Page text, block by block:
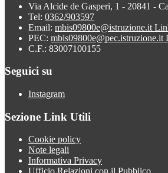
Via Alcide de Gasperi, 1 - 20841 -
Tel: 0362/903597
Email: mbis09800e@istruzione.it
PEC: mbis09800e@pec.istruzione.it
C.F.: 83007100155
Seguici su
Instagram
Sezione Link Utili
Cookie policy
Note legali
Informativa Privacy